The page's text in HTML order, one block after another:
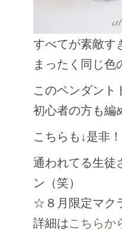
すべてが素敵す
まったく同じ色
このペンダン
初心者の方も編
こちらも↓是非！
通われてる生徒
ン（笑）
☆８月限定マク
詳細はこちらか